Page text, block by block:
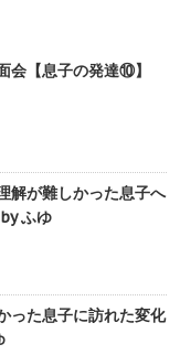
会【息子の発達⑩】
解が難しかった息子へ
ふゆ
った息子に訪れた変化